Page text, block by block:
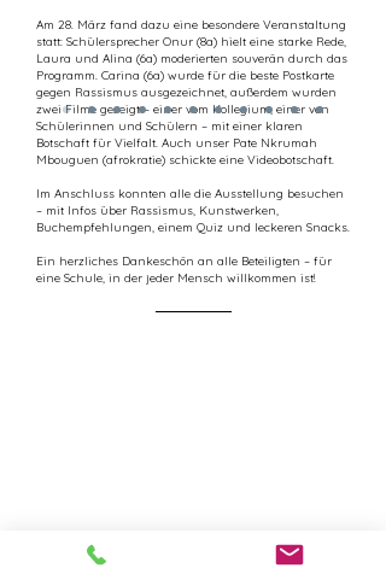
Am 28. März fand dazu eine besondere Veranstaltung
statt: Schülersprecher Onur (8a) hielt eine starke Rede,
Laura und Alina (6a) moderierten souverän durch das
Programm. Carina (6a) wurde für die beste Postkarte
gegen Rassismus ausgezeichnet, außerdem wurden
zwei Filme gezeigt – einer vom Kollegium, einer von
Schülerinnen und Schülern – mit einer klaren
Botschaft für Vielfalt. Auch unser Pate Nkrumah
Mbouguen (afrokratie) schickte eine Videobotschaft.
Im Anschluss konnten alle die Ausstellung besuchen
– mit Infos über Rassismus, Kunstwerken,
Buchempfehlungen, einem Quiz und leckeren Snacks.
Ein herzliches Dankeschön an alle Beteiligten – für
eine Schule, in der jeder Mensch willkommen ist!